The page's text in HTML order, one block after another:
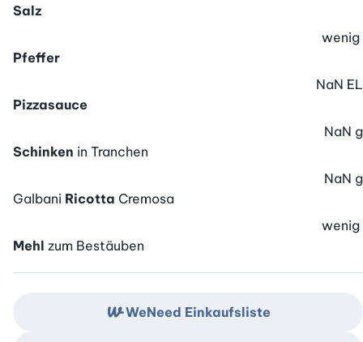
Salz
Pfeffer
wenig
Pizzasauce
NaN EL
Schinken in Tranchen
NaN g
Galbani Ricotta Cremosa
NaN g
Mehl zum Bestäuben
wenig
WeNeed Einkaufsliste